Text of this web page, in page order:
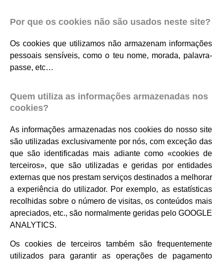
Por que os cookies não são usados ​​neste site?
Os cookies que utilizamos não armazenam informações
pessoais sensíveis, como o teu nome, morada, palavra-
passe, etc…
Quem utiliza as informações armazenadas nos
cookies?
As informações armazenadas nos cookies do nosso site
são utilizadas exclusivamente por nós, com exceção das
que são identificadas mais adiante como «cookies de
terceiros», que são utilizadas e geridas por entidades
externas que nos prestam serviços destinados a melhorar
a experiência do utilizador. Por exemplo, as estatísticas
recolhidas sobre o número de visitas, os conteúdos mais
apreciados, etc., são normalmente geridas pelo GOOGLE
ANALYTICS.
Os cookies de terceiros também são frequentemente
utilizados para garantir as operações de pagamento